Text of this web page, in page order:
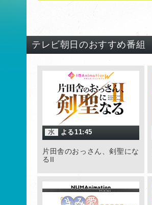
テレビ朝日のおすすめ番組
水 よる11:45
片田舎のおっさん、剣聖にな
るII